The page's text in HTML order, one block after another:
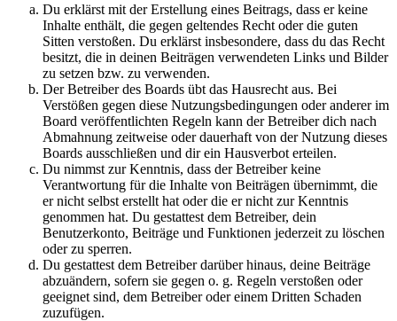
Du erklärst mit der Erstellung eines Beitrags, dass er keine
Inhalte enthält, die gegen geltendes Recht oder die guten
Sitten verstoßen. Du erklärst insbesondere, dass du das Recht
besitzt, die in deinen Beiträgen verwendeten Links und Bilder
zu setzen bzw. zu verwenden.
Der Betreiber des Boards übt das Hausrecht aus. Bei
Verstößen gegen diese Nutzungsbedingungen oder anderer im
Board veröffentlichten Regeln kann der Betreiber dich nach
Abmahnung zeitweise oder dauerhaft von der Nutzung dieses
Boards ausschließen und dir ein Hausverbot erteilen.
Du nimmst zur Kenntnis, dass der Betreiber keine
Verantwortung für die Inhalte von Beiträgen übernimmt, die
er nicht selbst erstellt hat oder die er nicht zur Kenntnis
genommen hat. Du gestattest dem Betreiber, dein
Benutzerkonto, Beiträge und Funktionen jederzeit zu löschen
oder zu sperren.
Du gestattest dem Betreiber darüber hinaus, deine Beiträge
abzuändern, sofern sie gegen o. g. Regeln verstoßen oder
geeignet sind, dem Betreiber oder einem Dritten Schaden
zuzufügen.